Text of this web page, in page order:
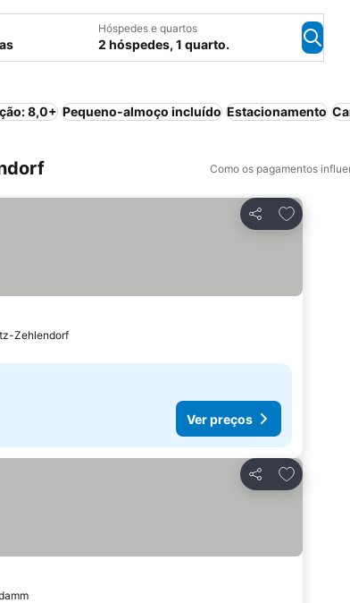
Hóspedes e quartos
2 hóspedes, 1 quarto.
8,0+ Pequeno-almoço incluído Estacionamento
Como os pagamentos
Partilhar
Adicionar
Zehlendorf
Ver preços
Partilhar
Adicionar